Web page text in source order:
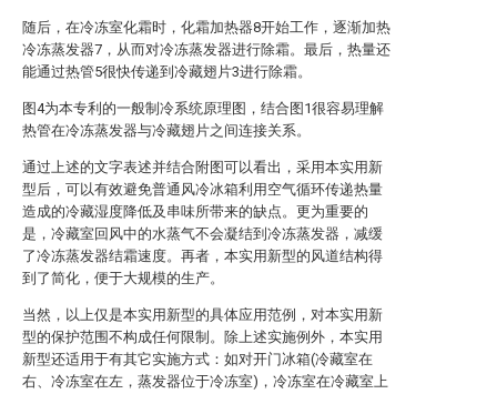
随后，在冷冻室化霜时，化霜加热器8开始工作，逐渐加热
冷冻蒸发器7，从而对冷冻蒸发器进行除霜。最后，热量还
能通过热管5很快传递到冷藏翅片3进行除霜。
图4为本专利的一般制冷系统原理图，结合图1很容易理解
热管在冷冻蒸发器与冷藏翅片之间连接关系。
通过上述的文字表述并结合附图可以看出，采用本实用新
型后，可以有效避免普通风冷冰箱利用空气循环传递热量
造成的冷藏湿度降低及串味所带来的缺点。更为重要的
是，冷藏室回风中的水蒸气不会凝结到冷冻蒸发器，减缓
了冷冻蒸发器结霜速度。再者，本实用新型的风道结构得
到了简化，便于大规模的生产。
当然，以上仅是本实用新型的具体应用范例，对本实用新
型的保护范围不构成任何限制。除上述实施例外，本实用
新型还适用于有其它实施方式：如对开门冰箱(冷藏室在
右、冷冻室在左，蒸发器位于冷冻室)，冷冻室在冷藏室上